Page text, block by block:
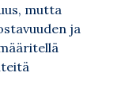
mutta
ja